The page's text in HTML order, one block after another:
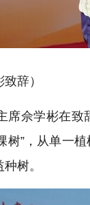
辞）
席佘学彬在
树”，从单
树。